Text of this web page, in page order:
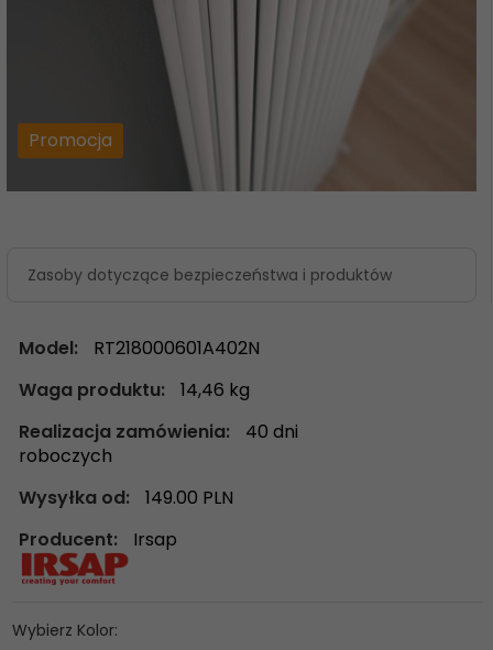
Promocja
Zasoby dotyczące bezpieczeństwa i produktów
Model:
RT218000601A402N
Waga produktu:
14,46 kg
Realizacja zamówienia:
40 dni
roboczych
Wysyłka od:
149.00 PLN
Producent:
Irsap
Wybierz Kolor: